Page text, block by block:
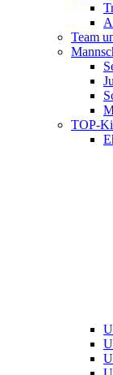
Team
TOP-